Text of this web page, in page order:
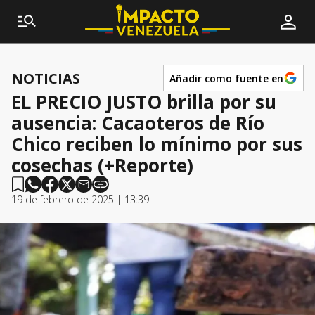
NOTICIAS Añadir como fuente en
EL PRECIO JUSTO brilla por su
ausencia: Cacaoteros de Río
Chico reciben lo mínimo por sus
cosechas (+Reporte)
19 de febrero de 2025 | 13:39